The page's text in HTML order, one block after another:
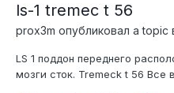
ls-1 tremec t 56
prox3m опубликовал a topic
LS 1 поддон переднего
мозги сток. Tremeck t 56 Все